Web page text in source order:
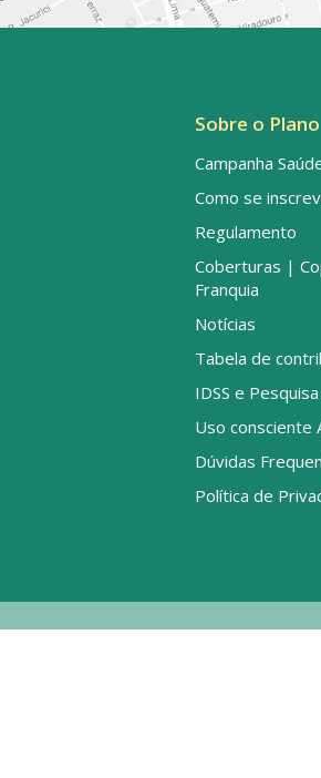
Sobre o Plano
Campanha
Como se
Regulamento
Coberturas |
Franquia
Notícias
Tabela de
IDSS e
Uso consciente
Dúvidas
Política de